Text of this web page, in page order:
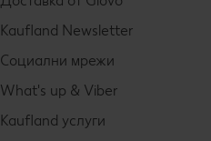
Kaufland Newsletter
Социални мрежи
What's up & Viber
Kaufland услуги